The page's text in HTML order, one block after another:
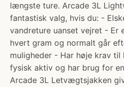
længste ture. Arcade 3L
fantastisk valg, hvis du: -
vandreture uanset vejret - Er
hvert gram og normalt går
muligheder - Har høje krav
fysisk aktiv og har brug for
Arcade 3L Letvægtsjakken